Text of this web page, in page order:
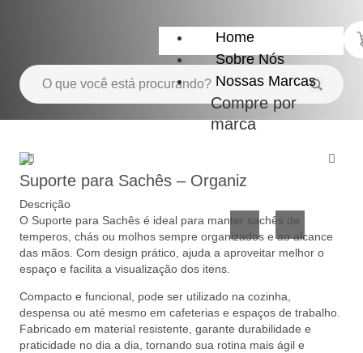
Home
Sobre Nós
Nossas Marcas
Compre por
marca
do
UtilidadesConfeitaria
Suporte para Sachês – Organiz
Descrição
O Suporte para Sachês é ideal para manter sachês de
temperos, chás ou molhos sempre organizados e ao alcance
das mãos. Com design prático, ajuda a aproveitar melhor o
espaço e facilita a visualização dos itens.
Compacto e funcional, pode ser utilizado na cozinha,
despensa ou até mesmo em cafeterias e espaços de trabalho.
Fabricado em material resistente, garante durabilidade e
praticidade no dia a dia, tornando sua rotina mais ágil e